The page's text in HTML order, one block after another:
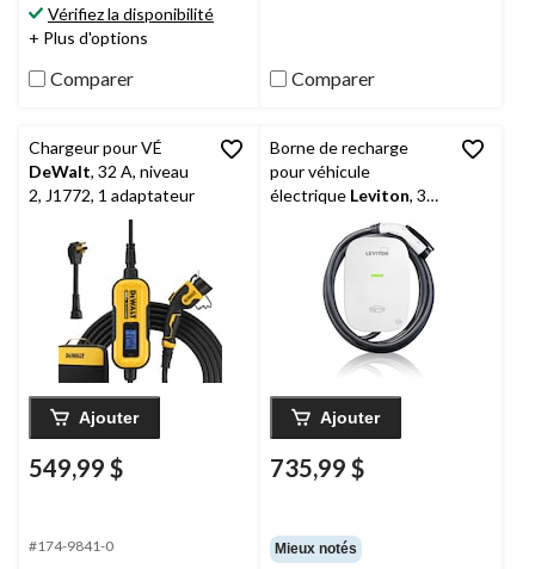
Vérifiez la disponibilité
+ Plus d'options
Comparer Comparer
Chargeur pour VÉ
DeWalt, 32 A, niveau
2, J1772, 1 adaptateur
Ajouter
549,99 $
#174-9841-0
Borne de recharge
pour véhicule
électrique Leviton, 32
A, niveau 2, blanc
Ajouter
735,99 $
Mieux notés